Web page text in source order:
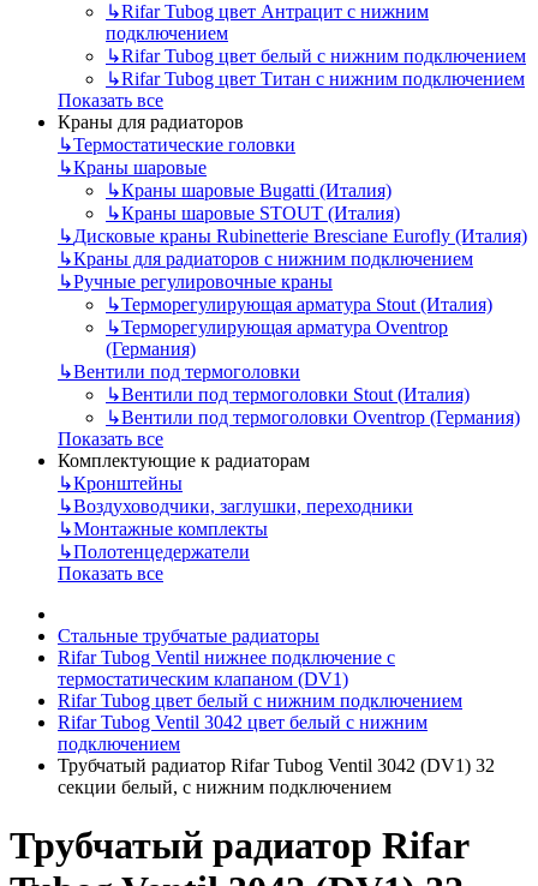
↳Rifar Tubog цвет Антрацит с нижним
подключением
↳Rifar Tubog цвет белый с нижним подключением
↳Rifar Tubog цвет Титан с нижним подключением
Показать все
Краны для радиаторов
↳Термостатические головки
↳Краны шаровые
↳Краны шаровые Bugatti (Италия)
↳Краны шаровые STOUT (Италия)
↳Дисковые краны Rubinetterie Bresciane Eurofly (Италия)
↳Краны для радиаторов с нижним подключением
↳Ручные регулировочные краны
↳Терморегулирующая арматура Stout (Италия)
↳Терморегулирующая арматура Oventrop
(Германия)
↳Вентили под термоголовки
↳Вентили под термоголовки Stout (Италия)
↳Вентили под термоголовки Oventrop (Германия)
Показать все
Комплектующие к радиаторам
↳Кронштейны
↳Воздуховодчики, заглушки, переходники
↳Монтажные комплекты
↳Полотенцедержатели
Показать все
Стальные трубчатые радиаторы
Rifar Tubog Ventil нижнее подключение с
термостатическим клапаном (DV1)
Rifar Tubog цвет белый с нижним подключением
Rifar Tubog Ventil 3042 цвет белый с нижним
подключением
Трубчатый радиатор Rifar Tubog Ventil 3042 (DV1) 32
секции белый, с нижним подключением
Трубчатый радиатор Rifar